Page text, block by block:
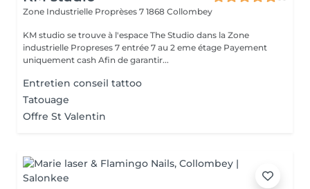
Zone Industrielle Proprèses 7 1868 Collombey
KM studio se trouve à l'espace The Studio dans la Zone
industrielle Propreses 7 entrée 7 au 2 eme étage Payement
uniquement cash Afin de garantir...
Entretien conseil tattoo
Tatouage
Offre St Valentin